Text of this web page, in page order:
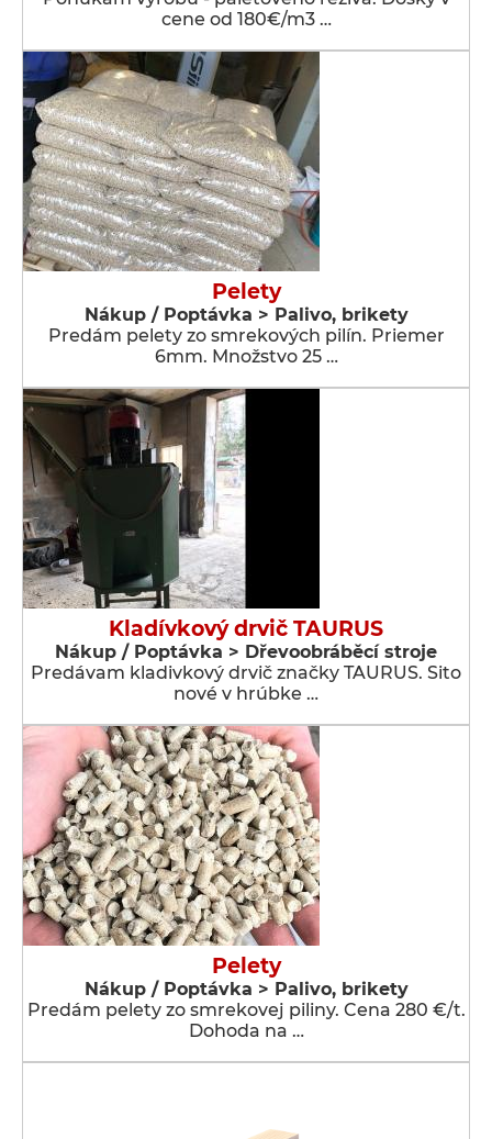
cene od 180€/m3 …
Pelety
Nákup / Poptávka > Palivo, brikety
Predám pelety zo smrekových pilín. Priemer
6mm. Množstvo 25 …
Kladívkový drvič TAURUS
Nákup / Poptávka > Dřevoobráběcí stroje
Predávam kladivkový drvič značky TAURUS. Sito
nové v hrúbke …
Pelety
Nákup / Poptávka > Palivo, brikety
Predám pelety zo smrekovej piliny. Cena 280 €/t.
Dohoda na …